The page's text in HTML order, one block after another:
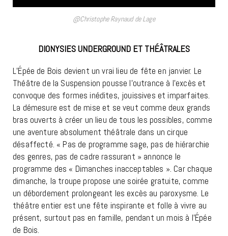
@Christophe Raynaud de Lage
DIONYSIES UNDERGROUND ET THÉÂTRALES
L’Épée de Bois devient un vrai lieu de fête en janvier. Le
Théâtre de la Suspension pousse l’outrance à l’excès et
convoque des formes inédites, jouissives et imparfaites.
La démesure est de mise et se veut comme deux grands
bras ouverts à créer un lieu de tous les possibles, comme
une aventure absolument théâtrale dans un cirque
désaffecté. « Pas de programme sage, pas de hiérarchie
des genres, pas de cadre rassurant » annonce le
programme des « Dimanches inacceptables ». Car chaque
dimanche, la troupe propose une soirée gratuite, comme
un débordement prolongeant les excès au paroxysme. Le
théâtre entier est une fête inspirante et folle à vivre au
présent, surtout pas en famille, pendant un mois à l’Épée
de Bois.